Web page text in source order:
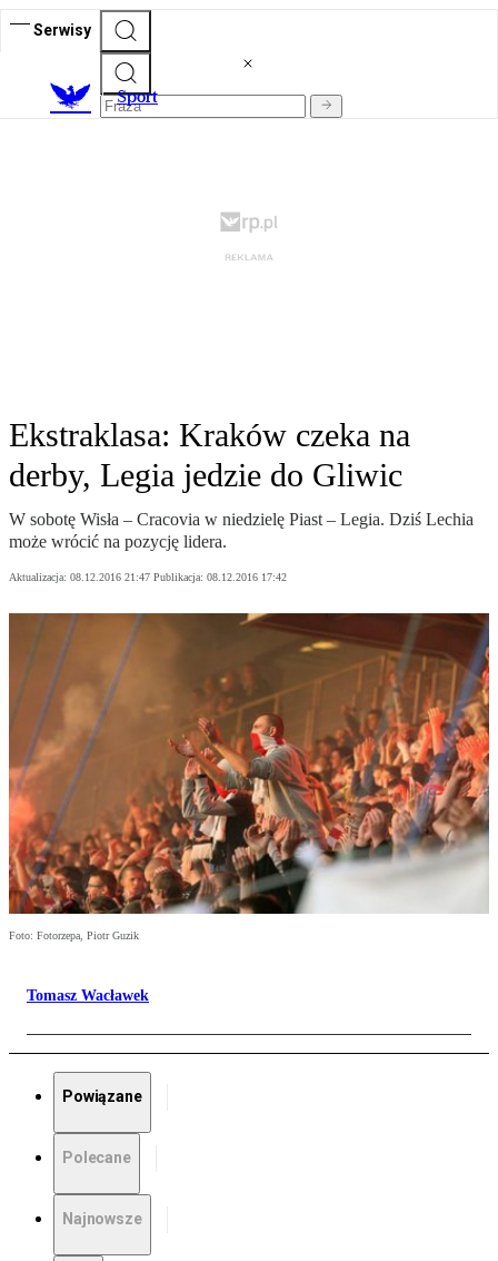
Serwisy
Sport
Ekstraklasa: Kraków czeka na
derby, Legia jedzie do Gliwic
W sobotę Wisła – Cracovia w niedzielę Piast – Legia. Dziś Lechia
może wrócić na pozycję lidera.
Aktualizacja: 08.12.2016 21:47 Publikacja: 08.12.2016 17:42
Foto: Fotorzepa, Piotr Guzik
Tomasz Wacławek
Powiązane
Polecane
Najnowsze